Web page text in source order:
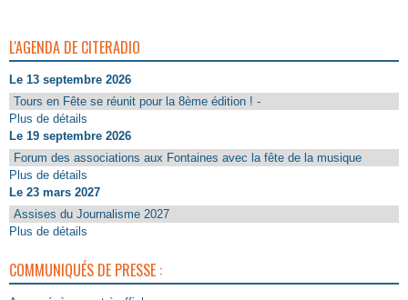
L'AGENDA DE CITERADIO
Le 13 septembre 2026
Tours en Fête se réunit pour la 8ème édition ! -
Plus de détails
Le 19 septembre 2026
Forum des associations aux Fontaines avec la fête de la musique
Plus de détails
Le 23 mars 2027
Assises du Journalisme 2027
Plus de détails
COMMUNIQUÉS DE PRESSE :